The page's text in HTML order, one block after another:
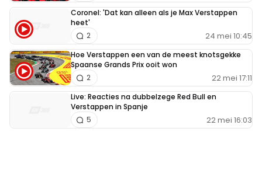
Coronel: 'Dat kan alleen als je Max Verstappen
heet'
24 mei 10:45
2
Hoe Verstappen een van de meest knotsgekke
Spaanse Grands Prix ooit won
22 mei 17:11
2
Live: Reacties na dubbelzege Red Bull en
Verstappen in Spanje
22 mei 16:03
5